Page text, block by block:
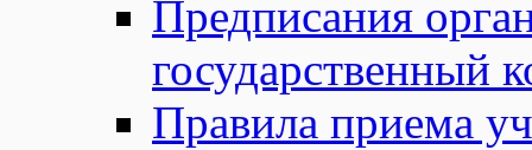
Предписания
государственный
Правила приема